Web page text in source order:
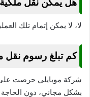
هل يمكن نقل
لا، لا يمكن إتمام تلك
كم تبلغ رسوم نقل
شركة موبايلي حرصت على
بشكل مجاني، دون